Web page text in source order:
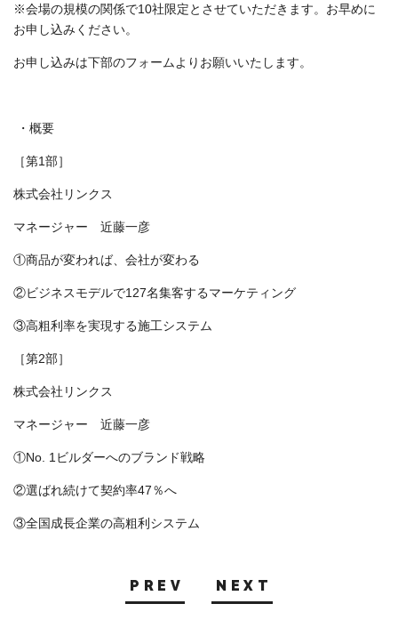
※会場の規模の関係で10社限定とさせていただきます。お早めに
お申し込みください。
お申し込みは下部のフォームよりお願いいたします。
・概要
［第1部］
株式会社リンクス
マネージャー 近藤一彦
①商品が変われば、会社が変わる
②ビジネスモデルで127名集客するマーケティング
③高粗利率を実現する施工システム
［第2部］
株式会社リンクス
マネージャー 近藤一彦
①No. 1ビルダーへのブランド戦略
②選ばれ続けて契約率47％へ
③全国成長企業の高粗利システム
PREV NEXT